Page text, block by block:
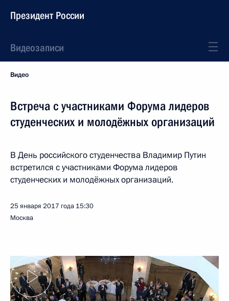
Президент России
Видеозаписи
Видео
Встреча с участниками Форума лидеров
студенческих и молодёжных организаций
В День российского студенчества Владимир Путин
встретился с участниками Форума лидеров
студенческих и молодёжных организаций.
25 января 2017 года 15:30
Москва